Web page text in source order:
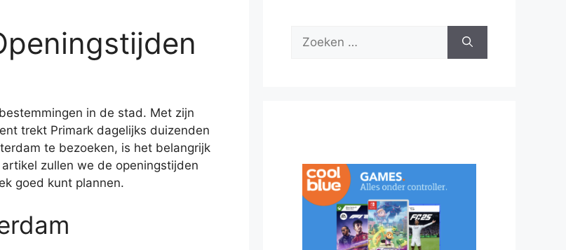
in de stad. Met zijn
trekt Primark dagelijks duizenden
te bezoeken, is het belangrijk
zullen we de openingstijden
goed kunt plannen.
Zoek